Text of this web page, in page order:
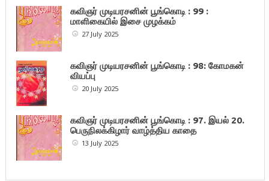
கவிஞர் முடியரசனின் பூங்கொடி : 99 :
மாளிகையில் இசை முழக்கம்
27 July 2025
கவிஞர் முடியரசனின் பூங்கொடி : 98: கோமகன்
வியப்பு
20 July 2025
கவிஞர் முடியரசனின் பூங்கொடி : 97. இயல் 20.
பெருநிலக்கிழார் வாழ்த்திய காதை
13 July 2025